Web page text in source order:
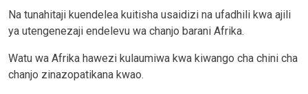
Na tunahitaji kuendelea kuitisha usaidizi na ufadhili kwa ajili
ya utengenezaji endelevu wa chanjo barani Afrika.
Watu wa Afrika hawezi kulaumiwa kwa kiwango cha chini cha
chanjo zinazopatikana kwao.